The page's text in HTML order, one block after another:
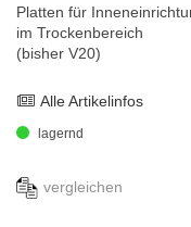
Platten für
im Trockenbereich
(bisher V20)
Alle Artikelinfos
lagernd
vergleichen